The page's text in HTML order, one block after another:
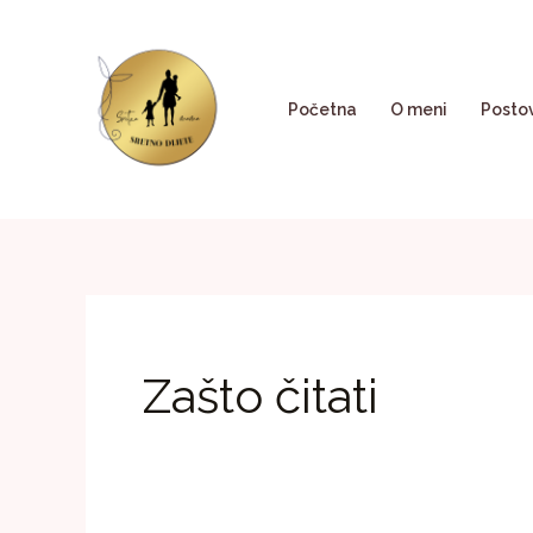
Početna O meni
Zašto čitati